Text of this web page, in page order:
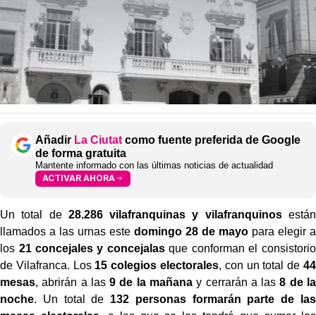
Añadir La Ciutat como fuente preferida de Google
de forma gratuita
Mantente informado con las últimas noticias de actualidad
ACTIVAR AHORA
Un total de 28.286 vilafranquinas y vilafranquinosestán
llamados a las urnas este domingo 28 de mayopara elegir a
los 21 concejales y concejalasque conforman el consistorio
de Vilafranca. Los 15 colegios electorales, con un total de 44
mesas, abrirán a las9 de la mañanay cerrarán a las8 de la
noche. Un total de 132 personas formarán parte de las